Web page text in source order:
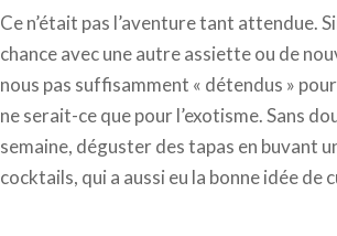
Ce n’était pas l’aventure tant attendue.
chance avec une autre assiette ou de
nous pas suffisamment « détendus »
ne serait-ce que pour l’exotisme. Sans
semaine, déguster des tapas en buvant
cocktails, qui a aussi eu la bonne idée de